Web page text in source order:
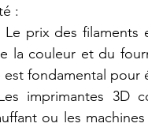
:
Le prix des filaments
la couleur et du
est fondamental pour
imprimantes 3D
ou les